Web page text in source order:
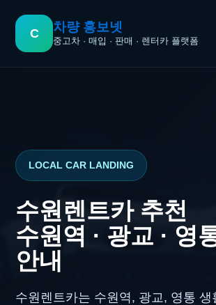
C 차량 홍보넷
중고차 · 매입 · 판매 · 렌터카 플랫폼
LOCAL CAR LANDING
수원렌트카 추천
수원역 · 광교 · 영
안내
수원렌트카는 수원역, 광교, 영통 생